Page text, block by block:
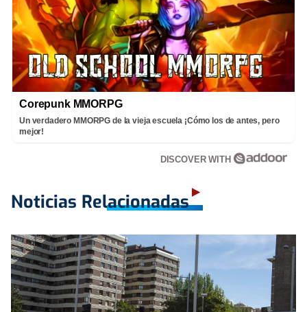
Corepunk MMORPG
Un verdadero MMORPG de la vieja escuela ¡Cómo los de antes, pero
mejor!
DISCOVER WITH
Noticias Relacionadas